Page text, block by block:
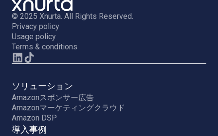
© 2025 Xnurta. All Rights Reserved.
Privacy policy
Usage policy
Terms & conditions
ソリューション
Amazonスポンサー広告
Amazonマーケティングクラウド
Amazon DSP
導入事例